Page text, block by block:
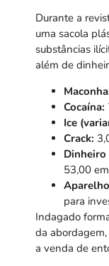
Durante a
uma sacola
substâncias
além de
Cocaína:
Ice
Crack:
Dinheiro
53,00
para
Indagado
da
a venda de